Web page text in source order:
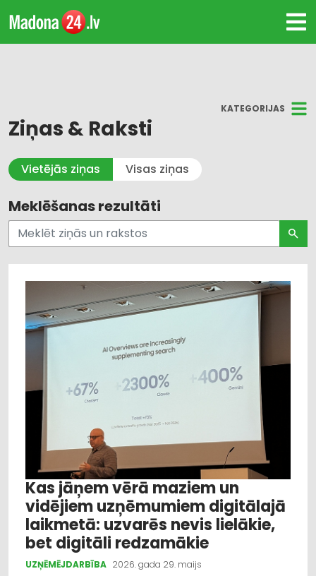
KATEGORIJAS
Ziņas & Raksti
Visi
Kultūra un Izklaide
Dzīvesstils
Pašvaldības un valsts pārvalde
Uzņēmējdarbība
Izglītība
Reklāmraksts
Profesionāļu padomi
Vietējās ziņas Visas ziņas
Meklēšanas rezultāti
Kas jāņem vērā maziem un
vidējiem uzņēmumiem digitālajā
laikmetā: uzvarēs nevis lielākie,
bet digitāli redzamākie
UZŅĒMĒJDARBĪBA 2026. gada 29. maijs